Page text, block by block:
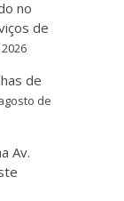
no
de
de
de
Av.